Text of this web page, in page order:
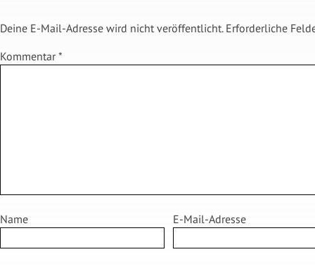
Deine E-Mail-Adresse wird nicht veröffentlicht. Erforderliche
Kommentar*
Name E-Mail-Adresse